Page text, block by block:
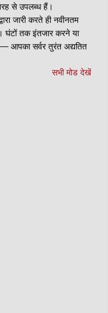
से उपलब्ध हैं।
जारी करते ही नवीनतम
घंटों तक इंतजार करने या
आपका सर्वर तुरंत अद्यतित
सभी मोड देखें